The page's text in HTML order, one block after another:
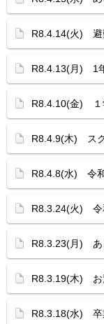
R8.4.14(火) 避
R8.4.13(月) 1
R8.4.10(金) １
R8.4.9(木) ス
R8.4.8(水) 令
R8.3.24(火) 令
R8.3.23(月) あ
R8.3.19(木) お
R8.3.18(水) 卒